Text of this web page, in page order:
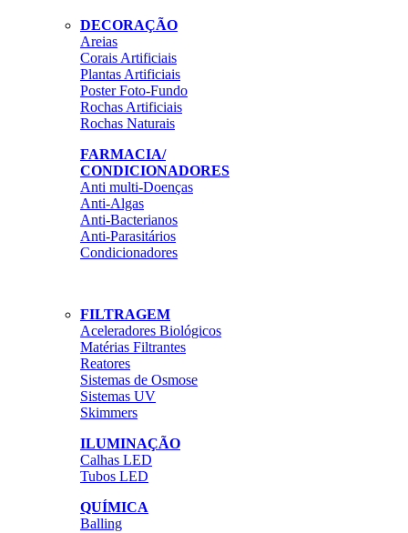
DECORAÇÃO
Areias
Corais Artificiais
Plantas Artificiais
Poster Foto-Fundo
Rochas Artificiais
Rochas Naturais
FARMACIA/
CONDICIONADORES
Anti multi-Doenças
Anti-Algas
Anti-Bacterianos
Anti-Parasitários
Condicionadores
FILTRAGEM
Aceleradores Biológicos
Matérias Filtrantes
Reatores
Sistemas de Osmose
Sistemas UV
Skimmers
ILUMINAÇÃO
Calhas LED
Tubos LED
QUÍMICA
Balling